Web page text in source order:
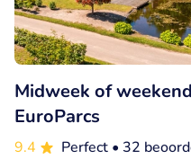
Midweek of
EuroParcs
9.4 Perfect • 32